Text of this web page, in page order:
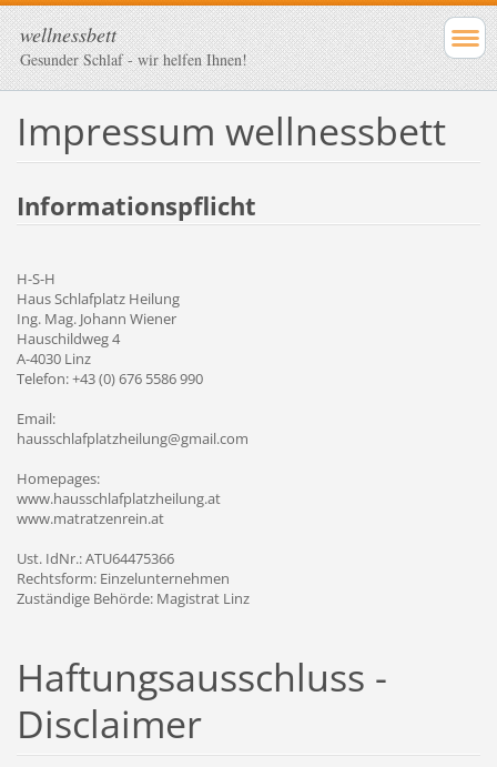
wellnessbett
Gesunder Schlaf - wir helfen Ihnen!
Impressum wellnessbett
Informationspflicht
H-S-H
Haus Schlafplatz Heilung
Ing. Mag. Johann Wiener
Hauschildweg 4
A-4030 Linz
Telefon: +43 (0) 676 5586 990
Email:
hausschlafplatzheilung@gmail.com
Homepages:
www.hausschlafplatzheilung.at
www.matratzenrein.at
Ust. IdNr.: ATU64475366
Rechtsform: Einzelunternehmen
Zuständige Behörde: Magistrat Linz
Haftungsausschluss -
Disclaimer